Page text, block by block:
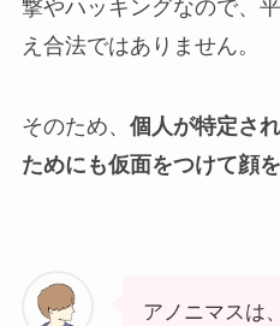
撃やハッキングなので、
え合法ではありません。
そのため、 個人が特定さ
ためにも仮面をつけて顔
アノニマスは